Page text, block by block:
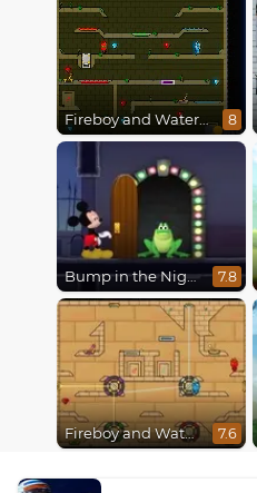
Fireboy and Watergirl 5 : Elements 8
Bump in the Night 7.8
Fireboy and Watergirl in The Light Temple 2 7.6